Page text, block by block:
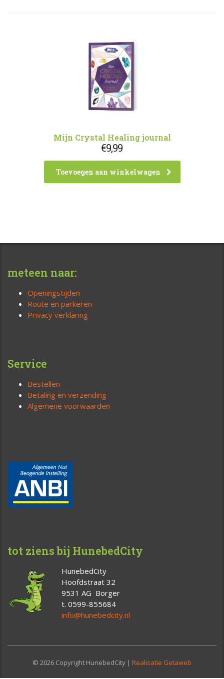
Mijn Crystal Healing journal
€9,99
Toevoegen aan winkelwagen
meteen naar:
Openingstijden
Route en parkeren
Privacy verklaring
Service
Bestellen
Betaling en verzending
Algemene voorwaarden
tot ziens bij HunebedCity
HunebedCity
Hoofdstraat 32
9531 AG Borger
t. 0599-855684
info@hunebedcity.nl
© 2026 Copyright HunebedCity | Realisatie Getaweb